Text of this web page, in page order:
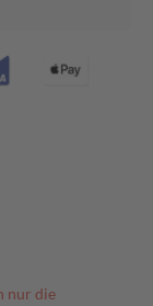
nur die